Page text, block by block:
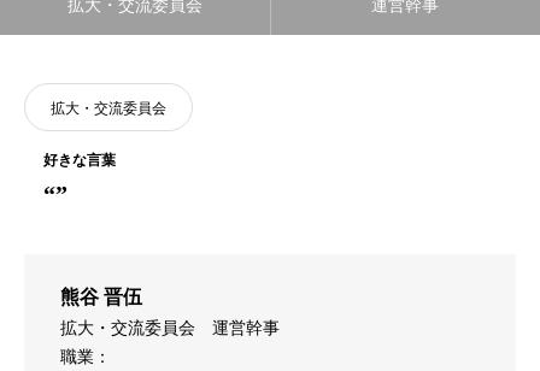
拡大・交流委員会 運営幹事
拡大・交流委員会
“”
熊谷 晋伍
拡大・交流委員会
運営幹事
職業：